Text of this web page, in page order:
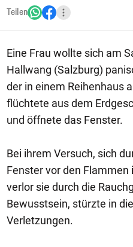
Teilen
Eine Frau wollte sich am
Hallwang (Salzburg)
der in einem Reihenhaus
flüchtete aus dem
und öffnete das Fenster.
Bei ihrem Versuch, sich
Fenster vor den Flammen
verlor sie durch die
Bewusstsein, stürzte in
Verletzungen.